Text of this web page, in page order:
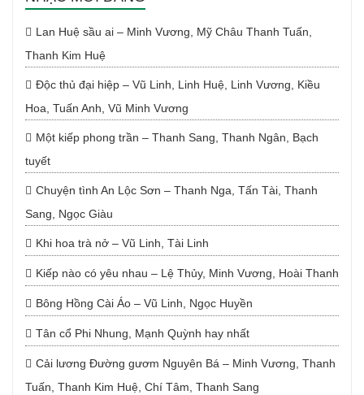
Lan Huệ sầu ai – Minh Vương, Mỹ Châu Thanh Tuấn,
Thanh Kim Huệ
Độc thủ đại hiệp – Vũ Linh, Linh Huệ, Linh Vương, Kiều
Hoa, Tuấn Anh, Vũ Minh Vương
Một kiếp phong trần – Thanh Sang, Thanh Ngân, Bạch
tuyết
Chuyện tình An Lộc Sơn – Thanh Nga, Tấn Tài, Thanh
Sang, Ngọc Giàu
Khi hoa trà nở – Vũ Linh, Tài Linh
Kiếp nào có yêu nhau – Lệ Thủy, Minh Vương, Hoài Thanh
Bông Hồng Cài Áo – Vũ Linh, Ngọc Huyền
Tân cổ Phi Nhung, Mạnh Quỳnh hay nhất
Cải lương Đường gươm Nguyên Bá – Minh Vương, Thanh
Tuấn, Thanh Kim Huệ, Chí Tâm, Thanh Sang